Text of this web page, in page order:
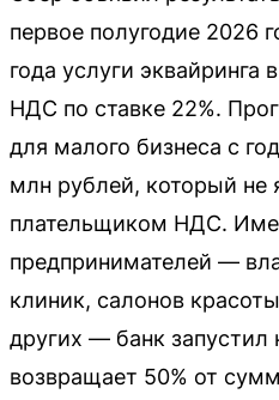
первое полугодие 2026
года услуги эквайринга
НДС по ставке 22%.
для малого бизнеса с
млн рублей, который не
плательщиком НДС.
предпринимателей —
клиник, салонов
других — банк
возвращает 50% от